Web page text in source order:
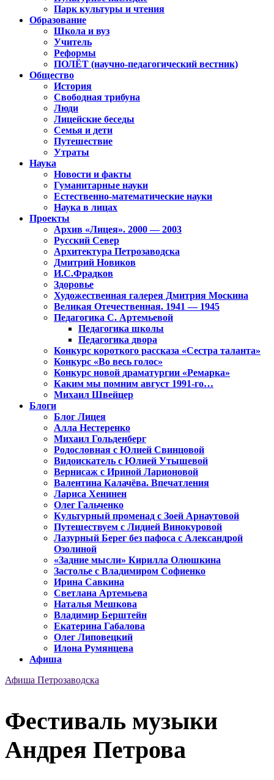
Парк культуры и чтения
Образование
Школа и вуз
Учитель
Реформы
ПОЛЁТ (научно-педагогический вестник)
Общество
История
Свободная трибуна
Люди
Лицейские беседы
Семья и дети
Путешествие
Утраты
Наука
Новости и факты
Гуманитарные науки
Естественно-математические науки
Наука в лицах
Проекты
Архив «Лицея». 2000 — 2003
Русский Север
Архитектура Петрозаводска
Дмитрий Новиков
И.С.Фрадков
Здоровье
Художественная галерея Дмитрия Москина
Великая Отечественная. 1941 — 1945
Педагогика С. Артемьевой
Педагогика школы
Педагогика двора
Конкурс короткого рассказа «Сестра таланта»
Конкурс «Во весь голос»
Конкурс новой драматургии «Ремарка»
Каким мы помним август 1991-го…
Михаил Швейцер
Блоги
Блог Лицея
Алла Нестеренко
Михаил Гольденберг
Родословная с Юлией Свинцовой
Видоискатель с Юлией Утышевой
Вернисаж с Ириной Ларионовой
Валентина Калачёва. Впечатления
Лариса Хенинен
Олег Гальченко
Культурный променад с Зоей Арнаутовой
Путешествуем с Лидией Винокуровой
Лазурный Берег без пафоса с Александрой
Озолиной
«Задние мысли» Кирилла Олюшкина
Застолье с Владимиром Софиенко
Ирина Савкина
Светлана Артемьева
Наталья Мешкова
Владимир Берштейн
Екатерина Габалова
Олег Липовецкий
Илона Румянцева
Афиша
Афиша Петрозаводска
Фестиваль музыки
Андрея Петрова